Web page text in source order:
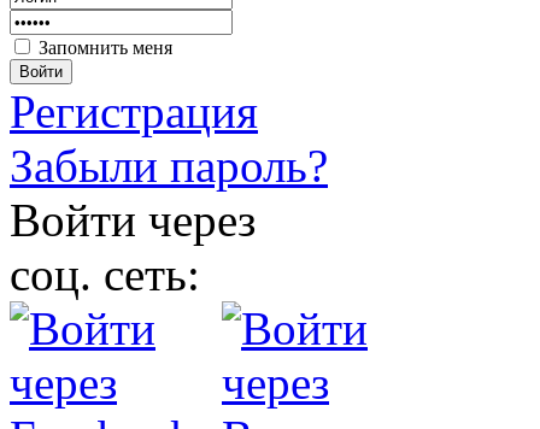
Запомнить меня
Войти
Регистрация
Забыли пароль?
Войти через
соц. сеть: